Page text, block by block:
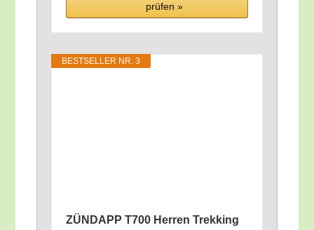
prü­fen »
BEST­SEL­LER NR. 3
ZÜNDAPP T700 Her­ren Trek­king